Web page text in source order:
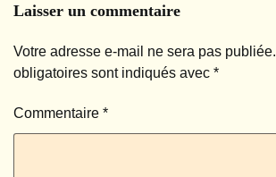
Laisser un commentaire
Votre adresse e-mail ne sera pas publiée.
obligatoires sont indiqués avec *
Commentaire *